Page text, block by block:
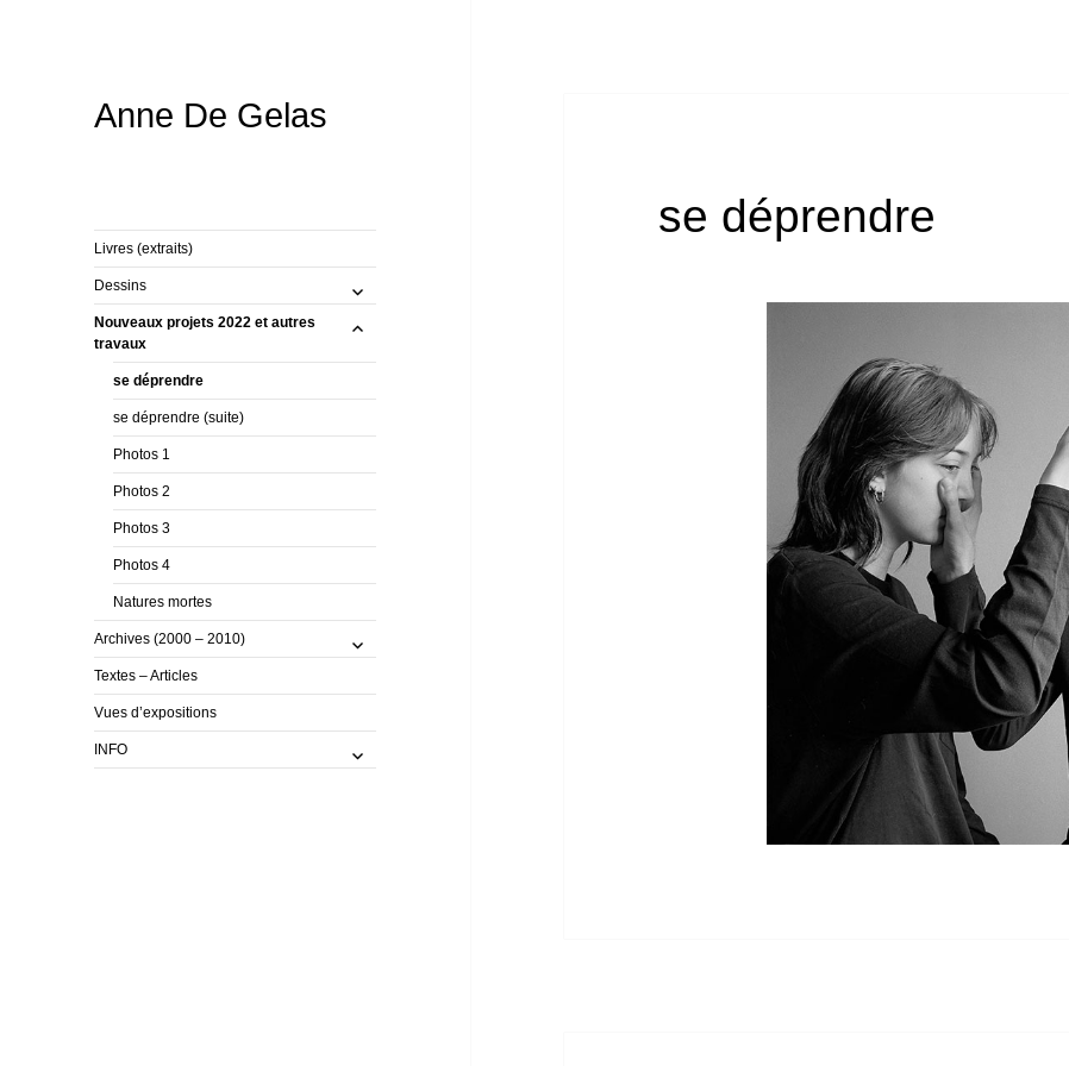
Anne De Gelas
Livres (extraits)
Dessins
ouvrir
le
sous-
menu
Nouveaux projets 2022 et autres
travaux
ouvrir
menu
se déprendre
se déprendre (suite)
Photos 1
Photos 2
Photos 3
Photos 4
Natures mortes
Archives (2000 – 2010)
ouvrir
le
sous-
Textes – Articles
Vues d’expositions
INFO
ouvrir
le
se déprendre